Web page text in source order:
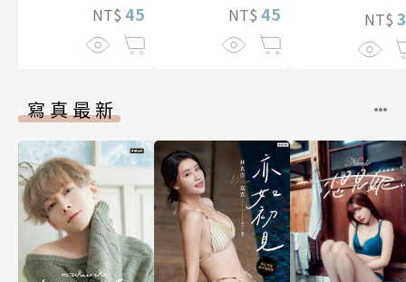
NT$ 45
兩人是甜蜜的現
在進行式～ 05
NT$ 45
娘。(第13話)
NT$
寫真最新